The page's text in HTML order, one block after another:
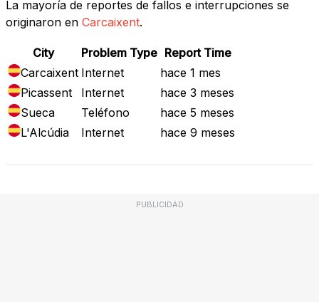
La mayoría de reportes de fallos e interrupciones se
originaron en Carcaixent.
City Problem Type Report Time
Carcaixent Internet
hace 1 mes
Picassent
Internet
hace 3 meses
Sueca
Teléfono
hace 5 meses
L'Alcúdia
Internet hace 9 meses
PUBLICIDAD